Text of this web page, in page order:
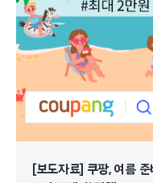
[보도자료] 쿠팡, 여름